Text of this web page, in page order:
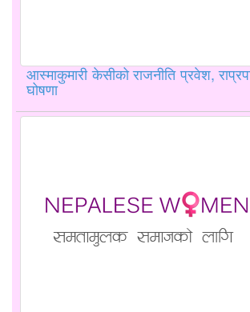
आस्माकुमारी केसीको राजनीति प्रवेश,
घोषणा